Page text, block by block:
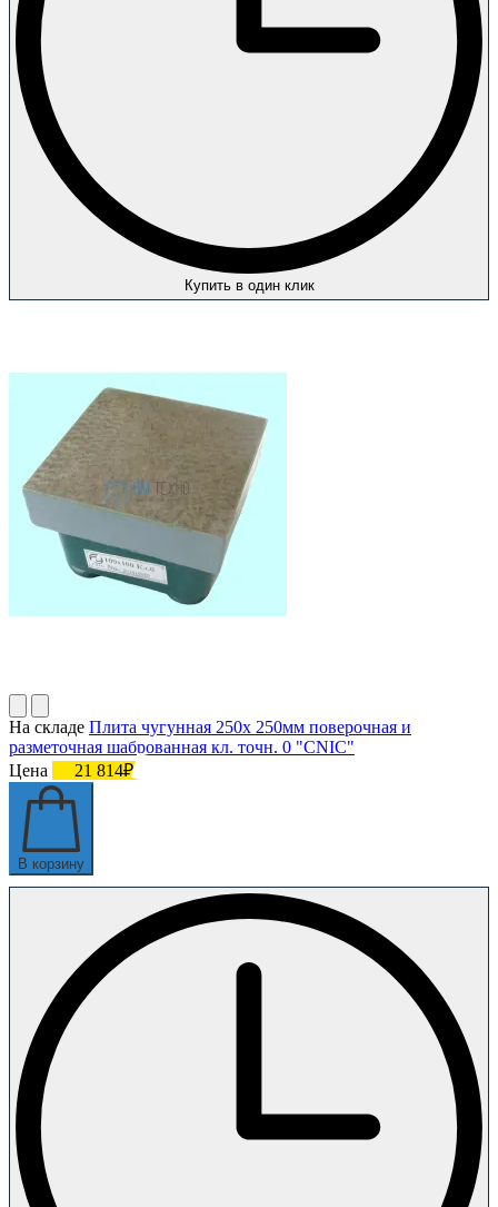
Купить в один клик
На складе Плита чугунная 250х 250мм поверочная и
разметочная шаброванная кл. точн. 0 "CNIC"
Цена
21 814₽
В корзину